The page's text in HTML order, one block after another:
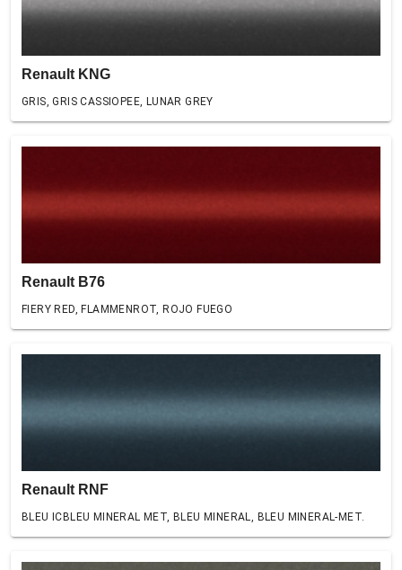
Renault KNG
GRIS, GRIS CASSIOPEE, LUNAR GREY
Renault B76
FIERY RED, FLAMMENROT, ROJO FUEGO
Renault RNF
BLEU ICBLEU MINERAL MET, BLEU MINERAL, BLEU MINERAL-MET.